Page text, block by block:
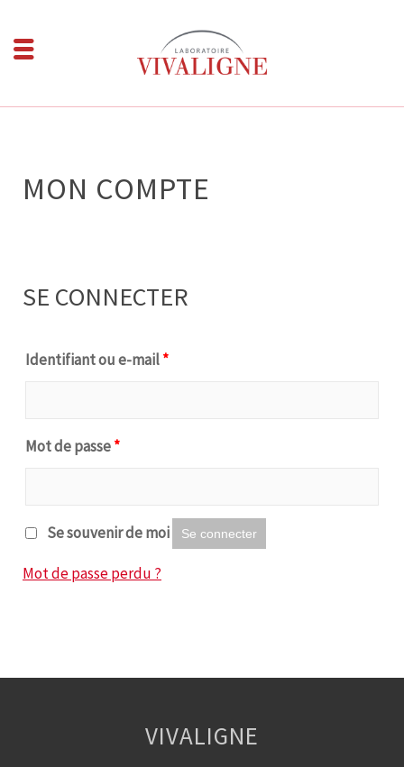
MON COMPTE
SE CONNECTER
Identifiant ou e-mail*
Mot de passe*
Se souvenir de moi Se connecter
Mot de passe perdu ?
VIVALIGNE